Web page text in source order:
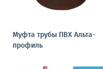
Муфта трубы ПВХ Альта-
профиль